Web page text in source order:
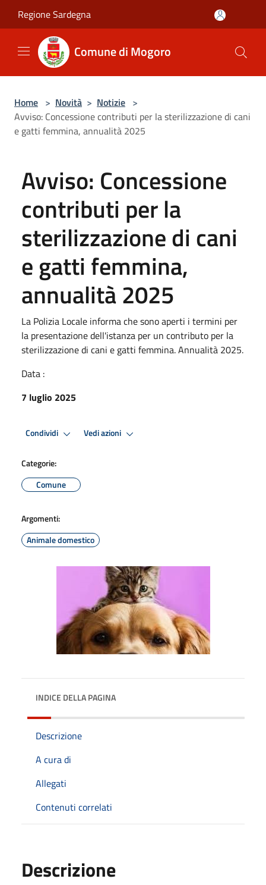
Regione Sardegna
Comune di Mogoro
Home > Novità > Notizie >
Avviso: Concessione contributi per la sterilizzazione di cani
e gatti femmina, annualità 2025
Avviso: Concessione
contributi per la
sterilizzazione di cani
e gatti femmina,
annualità 2025
La Polizia Locale informa che sono aperti i termini per
la presentazione dell'istanza per un contributo per la
sterilizzazione di cani e gatti femmina. Annualità 2025.
Data :
7 luglio 2025
Condividi Vedi azioni
Categorie:
Comune
Argomenti:
Animale domestico
INDICE DELLA PAGINA
Descrizione
A cura di
Allegati
Contenuti correlati
Descrizione